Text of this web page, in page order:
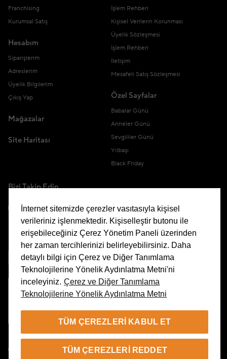
Franchising
Kurumsal Satış
Hesabım
Siparişlerim
Adreslerim
Üyelik Bilgilerim
Çıkış Yap
Mağazalar
Site Haritası
İşlem Rehberi
Kişisel Verilerin Korunması
Üyelik Sözleşmesi
İşlem Rehberi
İletişim
Mesafeli Satış Sözleşmesi
Özel Sayfalar
Babalar Günü
Anneler Günü
Sevgililer Günü
Yılbaşı
Black Friday
Bizi Takip Edin
Uygulamamızı İndirin
İnternet sitemizde çerezler vasıtasıyla kişisel
verileriniz işlenmektedir. Kişiselleştir butonu ile
erişebileceğiniz Çerez Yönetim Paneli üzerinden
her zaman tercihlerinizi belirleyebilirsiniz. Daha
detaylı bilgi için Çerez ve Diğer Tanımlama
Teknolojilerine Yönelik Aydınlatma Metni'ni
inceleyiniz. Çerez ve Diğer Tanımlama
Teknolojilerine Yönelik Aydınlatma Metni
TÜM ÇEREZLERI KABUL ET
TÜM ÇEREZLERI REDDET